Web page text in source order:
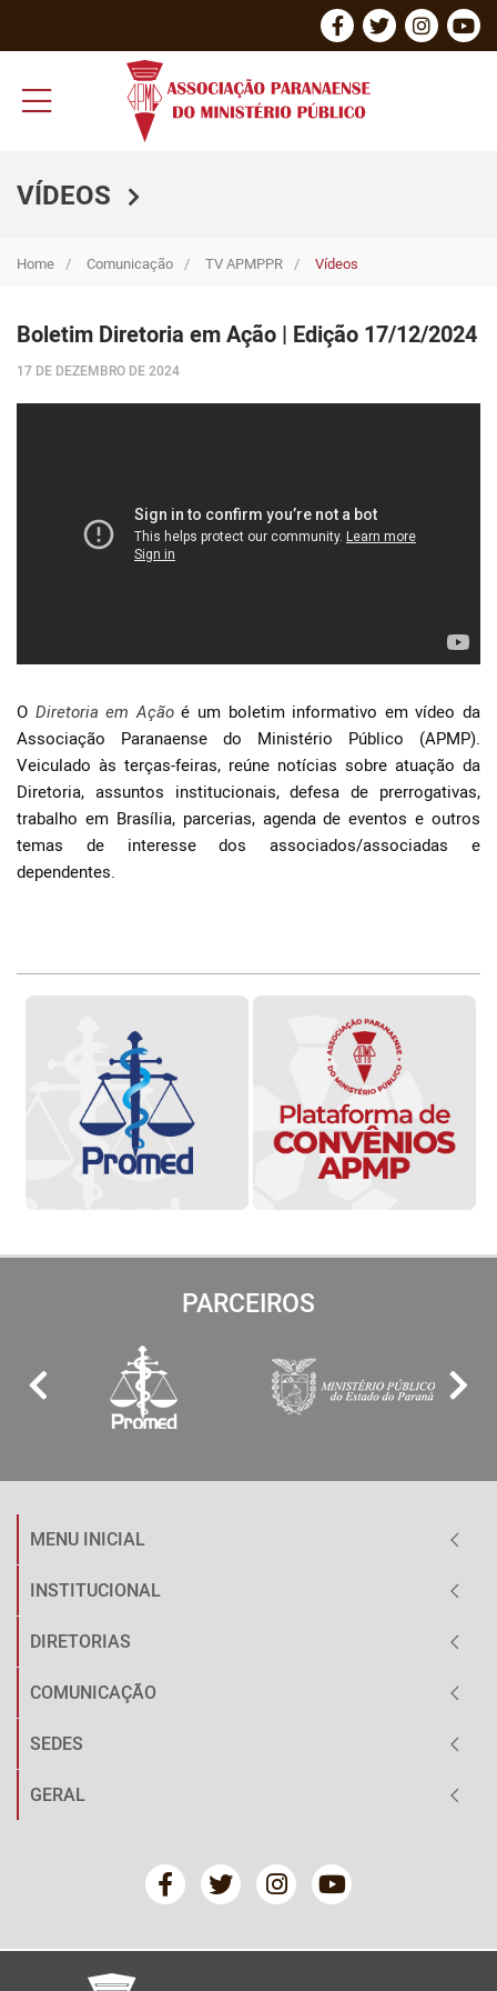
VÍDEOS
Home Comunicação TV APMPPR Vídeos
Boletim Diretoria em Ação | Edição 17/12/2024
17 DE DEZEMBRO DE 2024
O Diretoria em Açãoé um boletim informativo em vídeo da
Associação Paranaense do Ministério Público (APMP).
Veiculado às terças-feiras, reúne notícias sobre atuação da
Diretoria, assuntos institucionais, defesa de prerrogativas,
trabalho em Brasília, parcerias, agenda de eventos e outros
temas de interesse dos associados/associadas e
dependentes.
PARCEIROS
MENU INICIAL
INSTITUCIONAL
DIRETORIAS
COMUNICAÇÃO
SEDES
GERAL